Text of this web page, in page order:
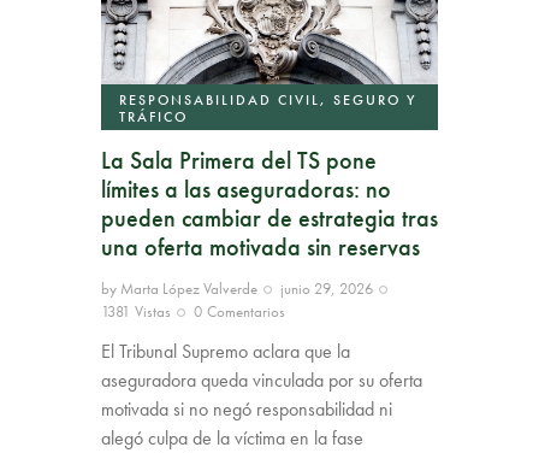
RESPONSABILIDAD CIVIL, SEGURO Y
TRÁFICO
La Sala Primera del TS pone
límites a las aseguradoras: no
pueden cambiar de estrategia tras
una oferta motivada sin reservas
by Marta López Valverde
junio 29, 2026
1381 Vistas 0 Comentarios
El Tribunal Supremo aclara que la
aseguradora queda vinculada por su oferta
motivada si no negó responsabilidad ni
alegó culpa de la víctima en la fase